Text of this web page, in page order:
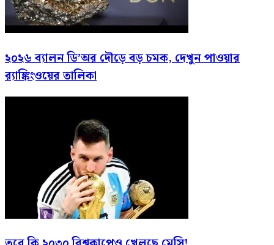
২০২৬ ব্যালন ডি’অর দৌড়ে বড় চমক, দেখুন পাওয়ার
র‍্যাঙ্কিংওয়ের তালিকা